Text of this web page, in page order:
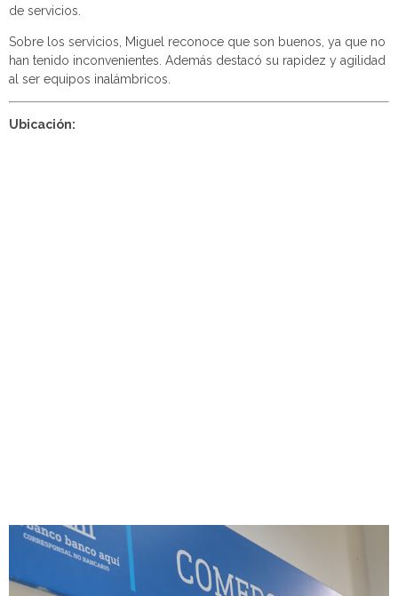
de servicios.
Sobre los servicios, Miguel reconoce que son buenos, ya que no
han tenido inconvenientes. Además destacó su rapidez y agilidad
al ser equipos inalámbricos.
Ubicación: